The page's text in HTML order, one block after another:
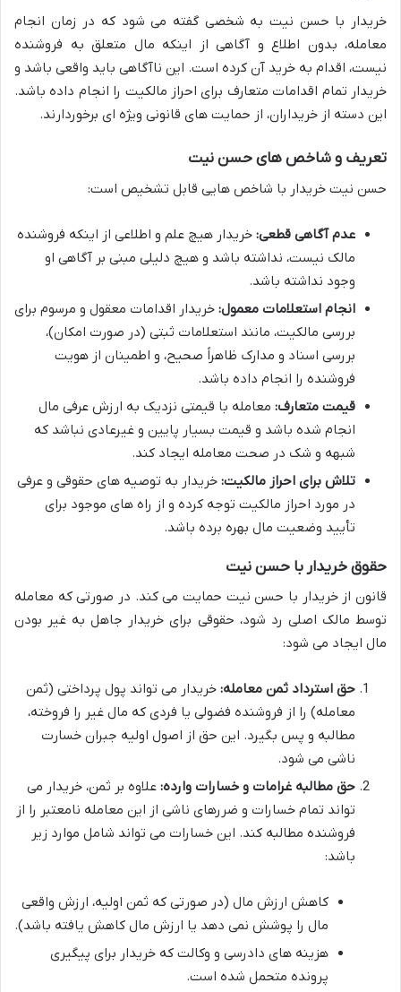
خریدار با حسن نیت به شخصی گفته می شود که در زمان انجام
معامله، بدون اطلاع و آگاهی از اینکه مال متعلق به فروشنده
نیست، اقدام به خرید آن کرده است. این ناآگاهی باید واقعی باشد و
خریدار تمام اقدامات متعارف برای احراز مالکیت را انجام داده باشد.
این دسته از خریداران، از حمایت های قانونی ویژه ای برخوردارند.
تعریف و شاخص های حسن نیت
حسن نیت خریدار با شاخص هایی قابل تشخیص است:
عدم آگاهی قطعی: خریدار هیچ علم و اطلاعی از اینکه فروشنده
مالک نیست، نداشته باشد و هیچ دلیلی مبنی بر آگاهی او
وجود نداشته باشد.
انجام استعلامات معمول: خریدار اقدامات معقول و مرسوم برای
بررسی مالکیت، مانند استعلامات ثبتی (در صورت امکان)،
بررسی اسناد و مدارک ظاهراً صحیح، و اطمینان از هویت
فروشنده را انجام داده باشد.
قیمت متعارف: معامله با قیمتی نزدیک به ارزش عرفی مال
انجام شده باشد و قیمت بسیار پایین و غیرعادی نباشد که
شبهه و شک در صحت معامله ایجاد کند.
تلاش برای احراز مالکیت: خریدار به توصیه های حقوقی و عرفی
در مورد احراز مالکیت توجه کرده و از راه های موجود برای
تأیید وضعیت مال بهره برده باشد.
حقوق خریدار با حسن نیت
قانون از خریدار با حسن نیت حمایت می کند. در صورتی که معامله
توسط مالک اصلی رد شود، حقوقی برای خریدار جاهل به غیر بودن
مال ایجاد می شود:
حق استرداد ثمن معامله: خریدار می تواند پول پرداختی (ثمن
معامله) را از فروشنده فضولی یا فردی که مال غیر را فروخته،
مطالبه و پس بگیرد. این حق از اصول اولیه جبران خسارت
ناشی می شود.
حق مطالبه غرامات و خسارات وارده: علاوه بر ثمن، خریدار می
تواند تمام خسارات و ضررهای ناشی از این معامله نامعتبر را از
فروشنده مطالبه کند. این خسارات می تواند شامل موارد زیر
باشد:
کاهش ارزش مال (در صورتی که ثمن اولیه، ارزش واقعی
مال را پوشش نمی دهد یا ارزش مال کاهش یافته باشد).
هزینه های دادرسی و وکالت که خریدار برای پیگیری
پرونده متحمل شده است.